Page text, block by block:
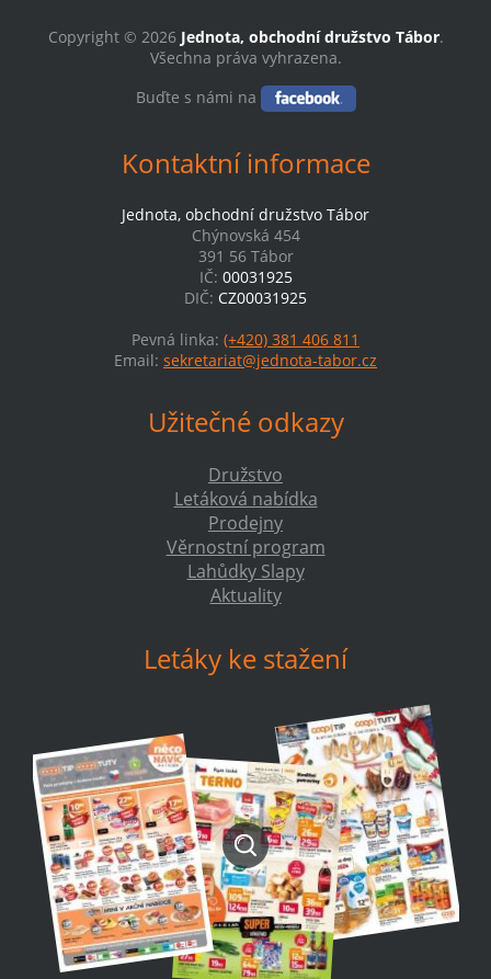
Copyright © 2026 Jednota, obchodní družstvo Tábor.
Všechna práva vyhrazena.
Buďte s námi na
Kontaktní informace
Jednota, obchodní družstvo Tábor
Chýnovská 454
391 56 Tábor
IČ: 00031925
DIČ: CZ00031925
Pevná linka: (+420) 381 406 811
Email: sekretariat@jednota-tabor.cz
Užitečné odkazy
Družstvo
Letáková nabídka
Prodejny
Věrnostní program
Lahůdky Slapy
Aktuality
Letáky ke stažení